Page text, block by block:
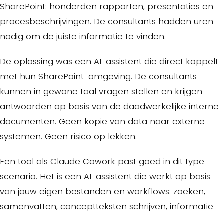
SharePoint: honderden rapporten, presentaties en
procesbeschrijvingen. De consultants hadden uren
nodig om de juiste informatie te vinden.
De oplossing was een AI-assistent die direct koppelt
met hun SharePoint-omgeving. De consultants
kunnen in gewone taal vragen stellen en krijgen
antwoorden op basis van de daadwerkelijke interne
documenten. Geen kopie van data naar externe
systemen. Geen risico op lekken.
Een tool als Claude Cowork past goed in dit type
scenario. Het is een AI-assistent die werkt op basis
van jouw eigen bestanden en workflows: zoeken,
samenvatten, conceptteksten schrijven, informatie